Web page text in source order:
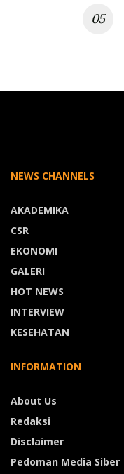
NEWS CHANNELS
AKADEMIKA
CSR
EKONOMI
GALERI
HOT NEWS
INTERVIEW
KESEHATAN
INFORMATION
About Us
Redaksi
Disclaimer
Pedoman Media Siber